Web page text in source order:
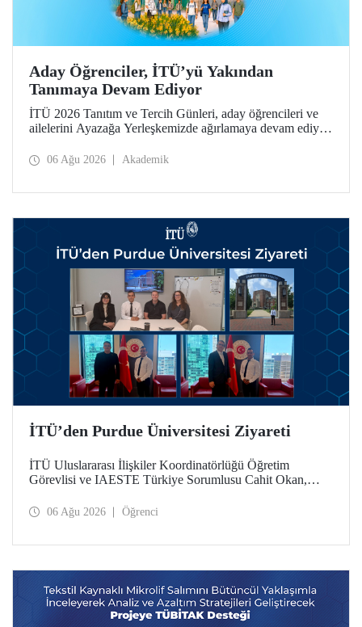
Aday Öğrenciler, İTÜ’yü Yakından
Tanımaya Devam Ediyor
İTÜ 2026 Tanıtım ve Tercih Günleri, aday öğrencileri ve
ailelerini Ayazağa Yerleşkemizde ağırlamaya devam ediyor.
ilgili fakülte ve birimler adaylara bilgi vermeye devam
06 Ağu 2026 Akademik
İTÜ’den Purdue Üniversitesi Ziyareti
İTÜ Uluslararası İlişkiler Koordinatörlüğü Öğretim
Görevlisi ve IAESTE Türkiye Sorumlusu Cahit Okan,
Temmuz tarihlerinde ABD’de dünyanın önde gelen
06 Ağu 2026 Öğrenci